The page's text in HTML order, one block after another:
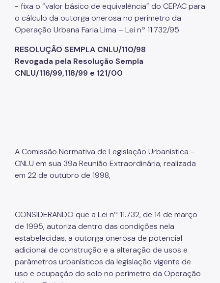
PPP
Legislações
Notícias
Imprensa
- fixa o “valor básico de equivalência” do CEPAC para
o cálculo da outorga onerosa no perímetro da
Operação Urbana Faria Lima – Lei nº 11.732/95.
RESOLUÇÃO SEMPLA CNLU/110/98
Revogada pela Resolução Sempla
CNLU/116/99,118/99 e 121/00
A Comissão Normativa de Legislação Urbanística -
CNLU em sua 39a Reunião Extraordinária, realizada
em 22 de outubro de 1998,
CONSIDERANDO que a Lei nº 11.732, de 14 de março
de 1995, autoriza dentro das condições nela
estabelecidas, a outorga onerosa de potencial
adicional de construção e a alteração de usos e
parâmetros urbanísticos da legislação vigente de
uso e ocupação do solo no perímetro da Operação